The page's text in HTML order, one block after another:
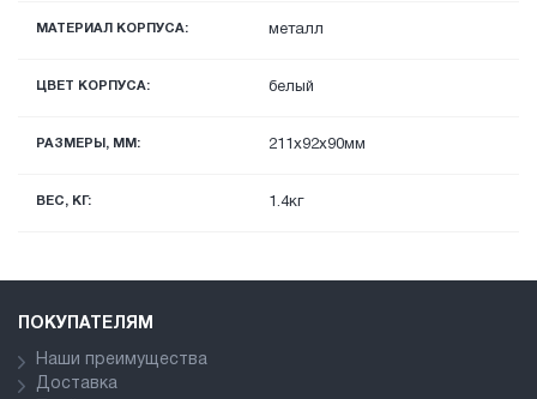
МАТЕРИАЛ КОРПУСА: металл
ЦВЕТ КОРПУСА: белый
РАЗМЕРЫ, ММ: 211x92х90мм
ВЕС, КГ: 1.4кг
ПОКУПАТЕЛЯМ
Наши преимущества
Доставка